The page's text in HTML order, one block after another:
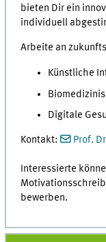
bieten Dir ein
individuell
Arbeite an
Künstliche
Digitale
Kontakt: Prof.
Interessierte
bewerben.